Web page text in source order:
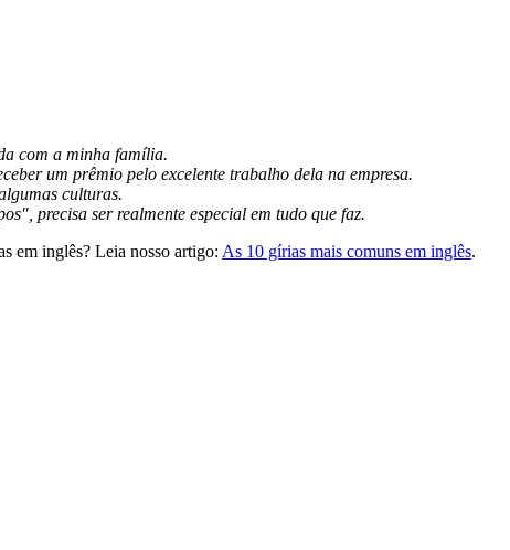
com a minha família.
um prêmio pelo excelente trabalho dela na empresa.
culturas.
precisa ser realmente especial em tudo que faz.
em inglês? Leia nosso artigo: As 10 gírias mais comuns em inglês.